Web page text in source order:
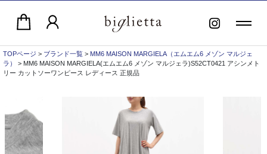
TOPページ > ブランド一覧 > MM6 MAISON MARGIELA（エムエム6 メゾン マルジェ
ラ）
> MM6 MAISON MARGIELA(エムエム6 メゾン マルジェラ)S52CT0421 アシンメト
リー カットソーワンピース レディース 正規品